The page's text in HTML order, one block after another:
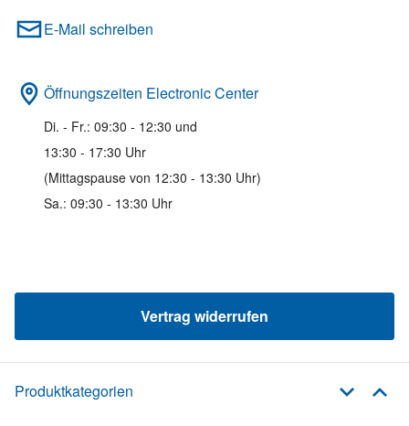
E-Mail schreiben
Öffnungszeiten Electronic Center
Di. - Fr.: 09:30 - 12:30 und
13:30 - 17:30 Uhr
(Mittagspause von 12:30 - 13:30 Uhr)
Sa.: 09:30 - 13:30 Uhr
Vertrag widerrufen
Produktkategorien